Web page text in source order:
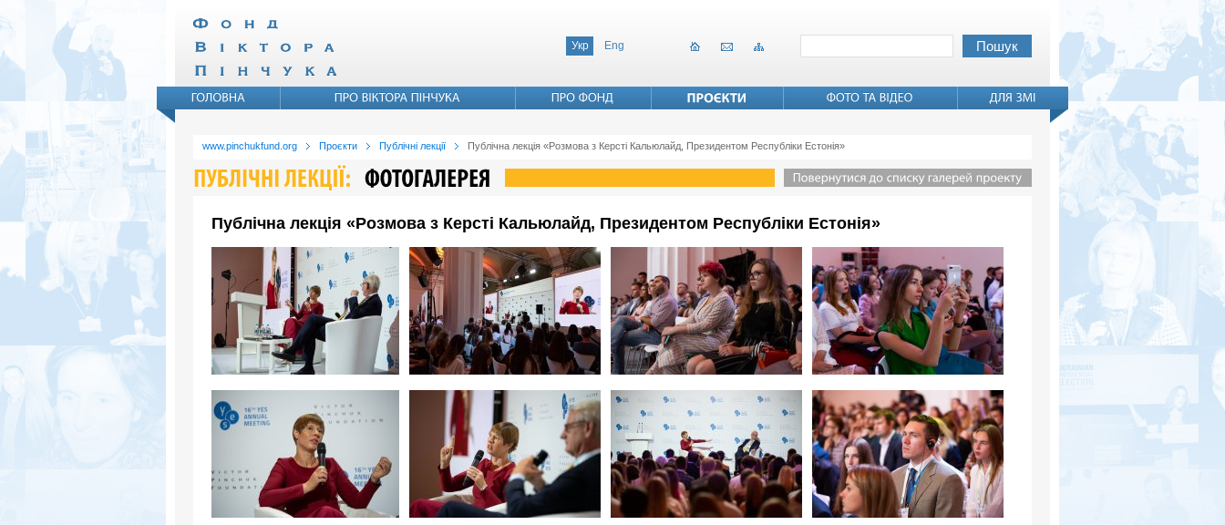
Укр Eng
www.pinchukfund.org Проєкти Публічні лекції Публічна лекція «Розмова з Керсті Кальюлайд, Президентом Республіки Естонія»
Публічна лекція «Розмова з Керсті Кальюлайд, Президентом Республіки Естонія»